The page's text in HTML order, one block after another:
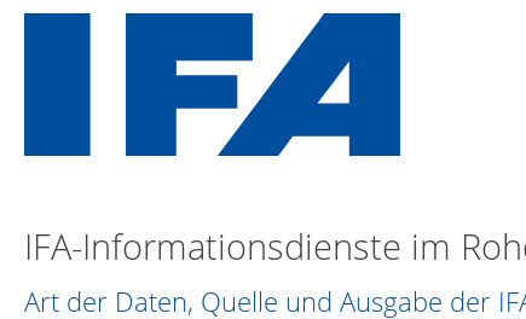
IFA-Informationsdienste im
Art der Daten, Quelle und Ausgabe der